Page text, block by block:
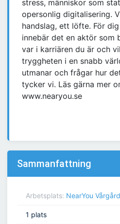
stress, människor som
opersonlig digitalisering.
handslag, ett löfte. För
innebär det en aktör som
var i karriären du är och
tryggheten i en snabb
utmanar och frågar hur
tycker vi. Läs gärna mer
www.nearyou.se
Sammanfattning
Arbetsplats: NearYou
1 plats